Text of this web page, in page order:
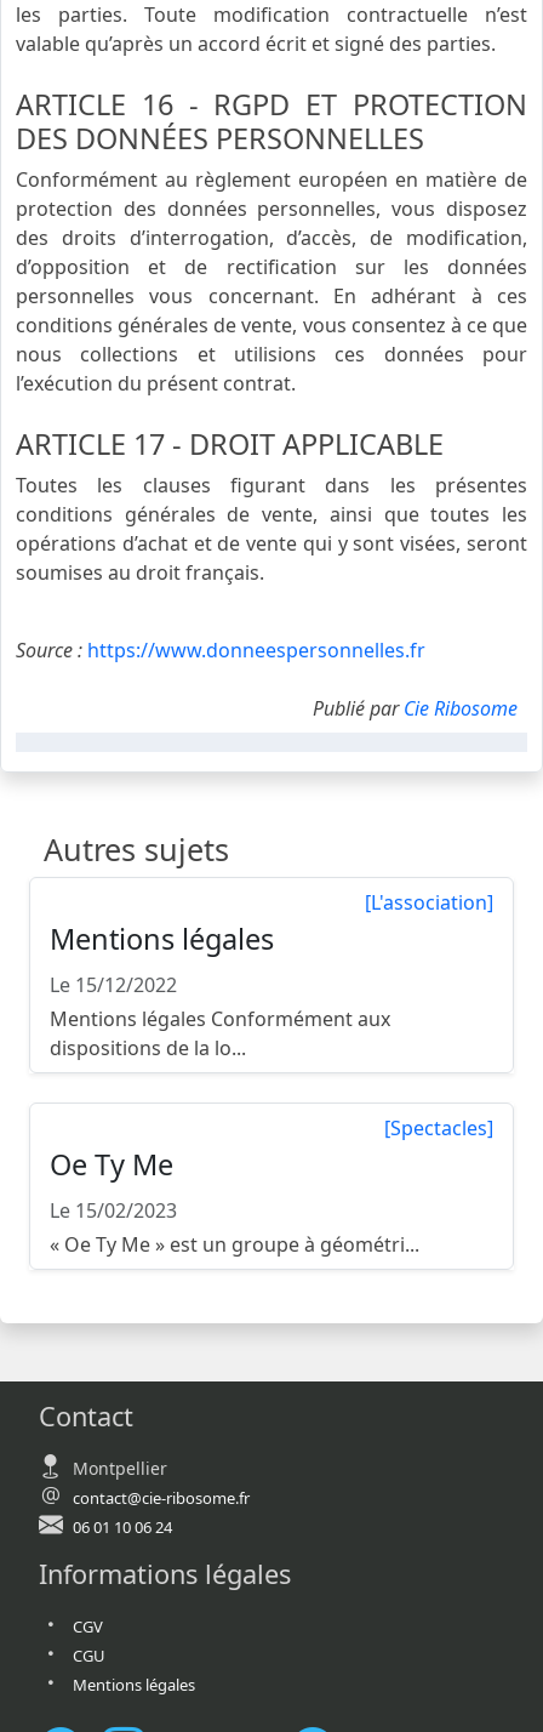
les parties. Toute modification contractuelle n’est
valable qu’après un accord écrit et signé des parties.
ARTICLE 16 - RGPD ET PROTECTION
DES DONNÉES PERSONNELLES
Conformément au règlement européen en matière de
protection des données personnelles, vous disposez
des droits d’interrogation, d’accès, de modification,
d’opposition et de rectification sur les données
personnelles vous concernant. En adhérant à ces
conditions générales de vente, vous consentez à ce que
nous collections et utilisions ces données pour
l’exécution du présent contrat.
ARTICLE 17 - DROIT APPLICABLE
Toutes les clauses figurant dans les présentes
conditions générales de vente, ainsi que toutes les
opérations d’achat et de vente qui y sont visées, seront
soumises au droit français.
Source : https://www.donneespersonnelles.fr
Publié parCie Ribosome
Autres sujets
[L'association]
Mentions légales
Le 15/12/2022
Mentions légales Conformément aux
dispositions de la lo...
[Spectacles]
Oe Ty Me
Le 15/02/2023
« Oe Ty Me » est un groupe à géométri...
Contact
Montpellier
contact@cie-ribosome.fr
06 01 10 06 24
Informations légales
CGV
CGU
Mentions légales